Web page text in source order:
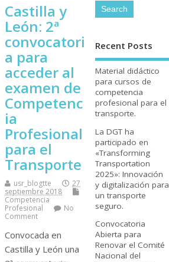
Castilla y
León: 2ª
convocatori
a para
acceder al
examen de
Competenc
ia
Profesional
para el
Transporte
usr_blogtte
27
septiembre 2018
Competencia
Profesional
No
Comment
Convocada en
Castilla y León una
Recent Posts
Material didáctico
para cursos de
competencia
profesional para el
transporte.
La DGT ha
participado en
«Transforming
Transportation
2025»: Innovación
y digitalización para
un transporte
seguro.
Convocatoria
Abierta para
Renovar el Comité
Nacional del